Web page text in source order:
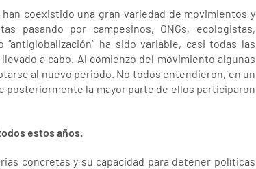
coexistido una gran variedad de movimientos y
pasando por campesinos, ONGs, ecologistas,
ha sido variable, casi todas las
a cabo. Al comienzo del movimiento algunas
al nuevo periodo. No todos entendieron, en un
posteriormente la mayor parte de ellos participaron
estos años.
concretas y su capacidad para detener políticas